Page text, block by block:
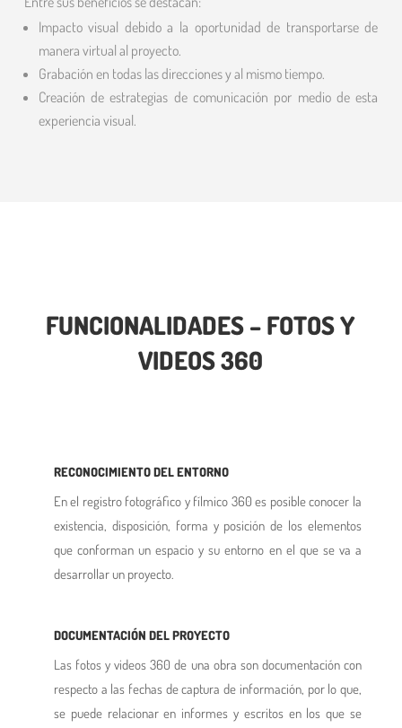
Impacto visual debido a la oportunidad de transportarse de
manera virtual al proyecto.
Grabación en todas las direcciones y al mismo tiempo.
Creación de estrategias de comunicación por medio de esta
experiencia visual.
FUNCIONALIDADES – FOTOS Y
VIDEOS 360
RECONOCIMIENTO DEL ENTORNO
En el registro fotográfico y fílmico 360 es posible conocer la
existencia, disposición, forma y posición de los elementos
que conforman un espacio y su entorno en el que se va a
desarrollar un proyecto.
DOCUMENTACIÓN DEL PROYECTO
Las fotos y videos 360 de una obra son documentación con
respecto a las fechas de captura de información, por lo que,
se puede relacionar en informes y escritos en los que se